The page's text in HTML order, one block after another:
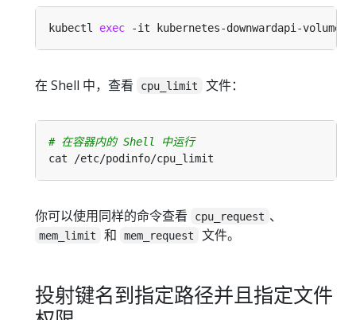
kubectl exec
在 Shell 中，查看 cpu_limit 文件：
# 在容器内的 Shell 中运行
你可以使用同样的命令查看 cpu_request 、
mem_limit 和 mem_request 文件。
投射键名到指定路径并且指定文件